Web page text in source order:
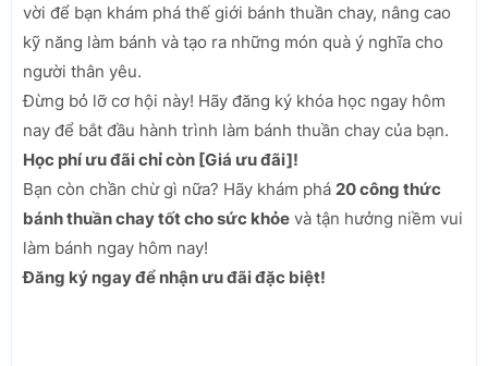
vời để bạn khám phá thế giới bánh thuần chay, nâng cao
kỹ năng làm bánh và tạo ra những món quà ý nghĩa cho
người thân yêu.
Đừng bỏ lỡ cơ hội này! Hãy đăng ký khóa học ngay hôm
nay để bắt đầu hành trình làm bánh thuần chay của bạn.
Học phí ưu đãi chỉ còn [Giá ưu đãi]!
Bạn còn chần chừ gì nữa? Hãy khám phá 20 công thức
bánh thuần chay tốt cho sức khỏe và tận hưởng niềm vui
làm bánh ngay hôm nay!
Đăng ký ngay để nhận ưu đãi đặc biệt!